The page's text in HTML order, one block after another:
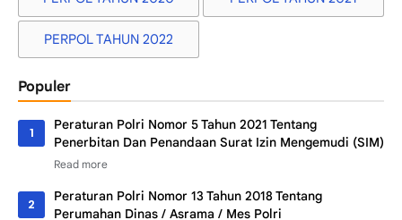
PERPOL TAHUN 2022
Populer
Peraturan Polri Nomor 5 Tahun 2021 Tentang
Penerbitan Dan Penandaan Surat Izin Mengemudi (SIM)
Peraturan Polri Nomor 13 Tahun 2018 Tentang
Perumahan Dinas / Asrama / Mes Polri